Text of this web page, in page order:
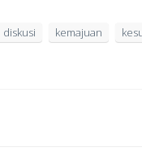
diskusi kemajuan